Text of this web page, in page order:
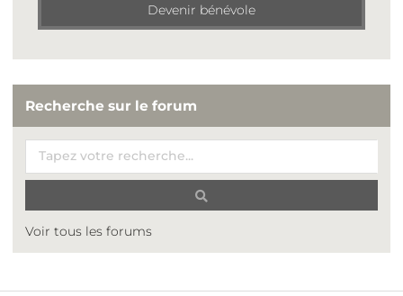
Devenir bénévole
Recherche sur le forum
Voir tous les forums